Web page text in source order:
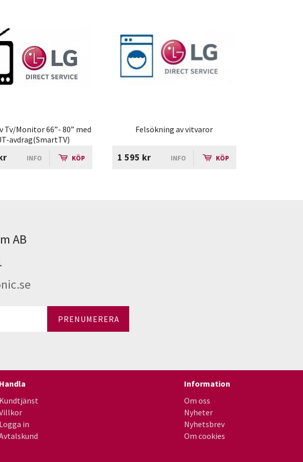
Tv/Monitor 66”- 80” med
avdrag(SmartTV)
INFO KÖP
Felsökning av vitvaror
1 595 kr INFO KÖP
AB
PRENUMERERA
Handla
Kundtjänst
Logga in
Information
Om oss
Nyheter
Nyhetsbrev
Om cookies